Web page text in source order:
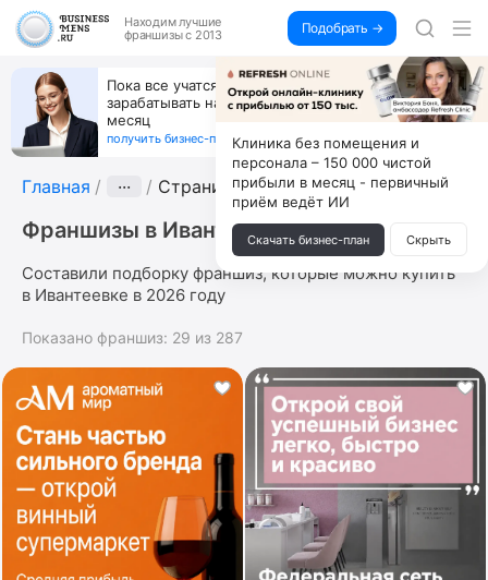
Находим лучшие
франшизы с 2013
Подобрать →
Пока все учатся пользоваться ИИ, вы можете
зарабатывать на их обучении по 500 тыс. каждый
месяц
получить бизнес-план ↓
Главная ··· Страница 3
Франшизы в Ивантеевке
Составили подборку франшиз, которые можно купить
в Ивантеевке в 2026 году
Показано франшиз: 29 из 287
Клиника без помещения и
персонала – 150 000 чистой
прибыли в месяц - первичный
приём ведёт ИИ
Скачать бизнес-план Скрыть